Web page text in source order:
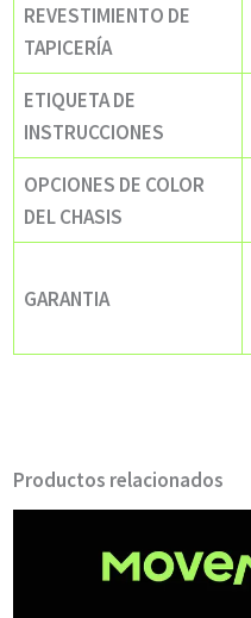
REVESTIMIENTO DE
TAPICERÍA
ETIQUETA DE
INSTRUCCIONES
OPCIONES DE COLOR
DEL CHASIS
GARANTIA
Productos relacionados